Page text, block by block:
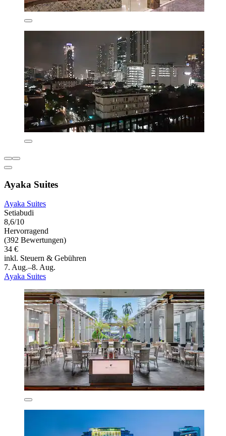
Ayaka Suites
Ayaka Suites
Setiabudi
8,6/10
Hervorragend
(392 Bewertungen)
34 €
inkl. Steuern & Gebühren
7. Aug.–8. Aug.
Ayaka Suites